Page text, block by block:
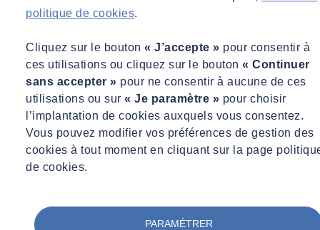
Exploitation du bâtiment et suivi des performances
Méthodes pédagogiques
Apports théoriques et méthodologiques.
Exercices d’application.
Moyens humains
Ingénieur, consultant auprès de la maîtrise d’ouvrage.
politique de cookies.
Cliquez sur le bouton « J’accepte » pour consentir à
ces utilisations ou cliquez sur le bouton « Continuer
sans accepter » pour ne consentir à aucune de ces
utilisations ou sur « Je paramètre » pour choisir
l’implantation de cookies auxquels vous consentez.
Vous pouvez modifier vos préférences de gestion des
cookies à tout moment en cliquant sur la page
de cookies.
PARAMÉTRER